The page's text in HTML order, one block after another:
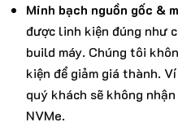
Minh bạch nguồn gốc &
được linh kiện đúng như
build máy. Chúng tôi
kiện để giảm giá thành.
quý khách sẽ không
NVMe.